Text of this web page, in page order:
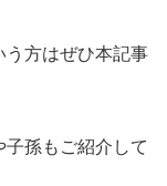
う方はぜひ本記事
子孫もご紹介して